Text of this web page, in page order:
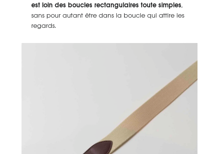
est loin des boucles rectangulaires toute simples,
sans pour autant être dans la boucle qui attire les
regards.